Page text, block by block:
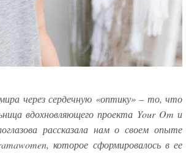
через сердечную «оптику» – то, что
вдохновляющего проекта Your Om и
рассказала нам о своем опыте
которое сформировалось в ее